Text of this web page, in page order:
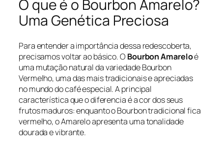
O que é o Bourbon Amarelo?
Uma Genética Preciosa
Para entender a importância dessa redescoberta,
precisamos voltar ao básico. O Bourbon Amareloé
uma mutação natural da variedade Bourbon
Vermelho, uma das mais tradicionais e apreciadas
no mundo do café especial. A principal
característica que o diferencia é a cor dos seus
frutos maduros: enquanto o Bourbon tradicional fica
vermelho, o Amarelo apresenta uma tonalidade
dourada e vibrante.